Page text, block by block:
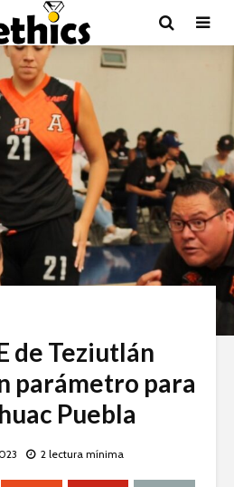
de Teziutlán
parámetro para
Puebla
2 lectura mínima